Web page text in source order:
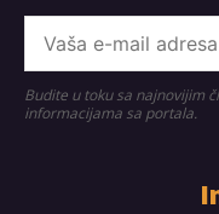
Budite u toku sa najnovijim
informacijama sa portala.